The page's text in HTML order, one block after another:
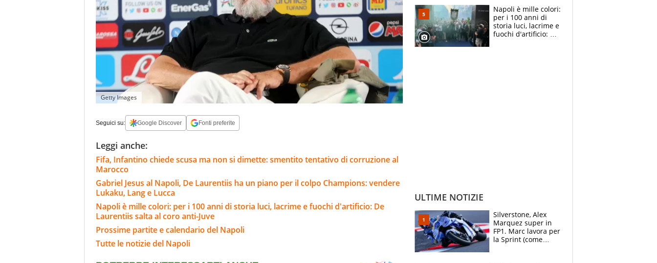
Getty Images
Seguici su: Google Discover Fonti preferite
Leggi anche:
Fifa, Infantino chiede scusa ma non si dimette: smentito tentativo di corruzione al
Marocco
Gabriel Jesus al Napoli, De Laurentiis ha un piano per il colpo Champions: vendere
Lukaku, Lang e Lucca
Napoli è mille colori: per i 100 anni di storia luci, lacrime e fuochi d'artificio: De
Laurentiis salta al coro anti-Juve
Prossime partite e calendario del Napoli
Tutte le notizie del Napoli
bigliettini
Napoli è mille colori:
per i 100 anni di
storia luci, lacrime e
fuochi d'artificio: De
ULTIME NOTIZIE
Silverstone, Alex
Marquez super in
FP1. Marc lavora per
la Sprint (come